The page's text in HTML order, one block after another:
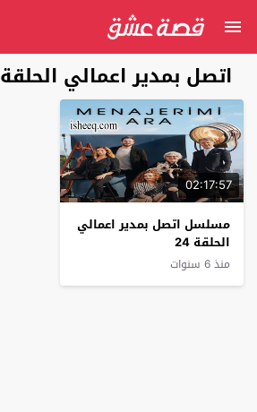
اتصل بمدير اعمالي الحلقة 24 مترجمة
02:17:57
مسلسل اتصل بمدير اعمالي
الحلقة 24
منذ 6 سنوات